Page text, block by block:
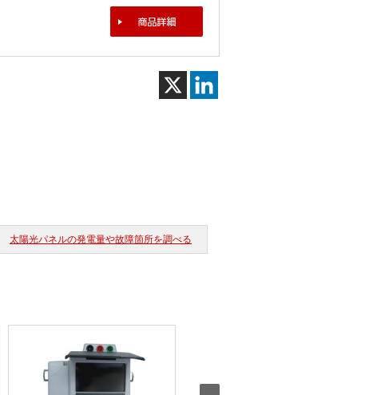
太陽光パネルの発電量や故障箇所を調べる